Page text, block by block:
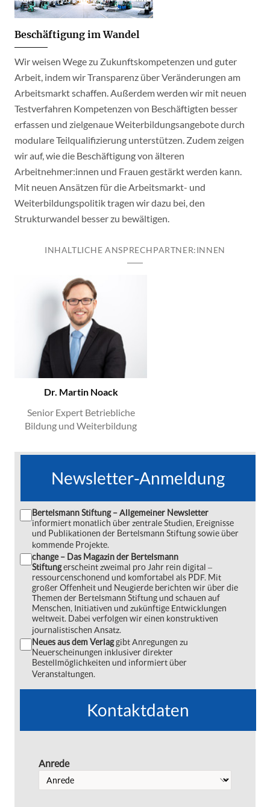
Beschäftigung im Wandel
Wir weisen Wege zu Zukunftskompetenzen und guter
Arbeit, indem wir Transparenz über Veränderungen am
Arbeitsmarkt schaffen. Außerdem werden wir mit neuen
Testverfahren Kompetenzen von Beschäftigten besser
erfassen und zielgenaue Weiterbildungsangebote durch
modulare Teilqualifizierung unterstützen. Zudem zeigen
wir auf, wie die Beschäftigung von älteren
Arbeitnehmer:innen und Frauen gestärkt werden kann.
Mit neuen Ansätzen für die Arbeitsmarkt- und
Weiterbildungspolitik tragen wir dazu bei, den
Strukturwandel besser zu bewältigen.
INHALTLICHE ANSPRECHPARTNER:INNEN
Dr. Martin Noack
Senior Expert Betriebliche
Bildung und Weiterbildung
Newsletter-Anmeldung
Bertelsmann Stiftung – Allgemeiner Newsletter
informiert monatlich über zentrale Studien, Ereignisse
und Publikationen der Bertelsmann Stiftung sowie über
kommende Projekte.
change – Das Magazin der Bertelsmann
Stiftungerscheint zweimal pro Jahr rein digital ‒
ressourcenschonend und komfortabel als PDF. Mit
großer Offenheit und Neugierde berichten wir über die
Themen der Bertelsmann Stiftung und schauen auf
Menschen, Initiativen und zukünftige Entwicklungen
weltweit. Dabei verfolgen wir einen konstruktiven
journalistischen Ansatz.
Neues aus dem Verlaggibt Anregungen zu
Neuerscheinungen inklusiver direkter
Bestellmöglichkeiten und informiert über
Veranstaltungen.
Kontaktdaten
Anrede